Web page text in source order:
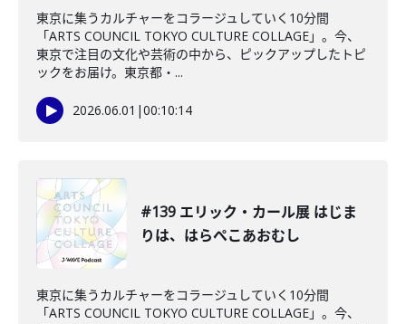
東京に集うカルチャーをコラージュしていく10分間
「ARTS COUNCIL TOKYO CULTURE COLLAGE」。今、
東京で注目の文化や芸術の中から、ピックアップしたトピ
ックをお届け。東京都・...
2026.06.01 |00:10:14
#139 エリック・カール展 はじま
りは、はらぺこあおむし
東京に集うカルチャーをコラージュしていく10分間
「ARTS COUNCIL TOKYO CULTURE COLLAGE」。今、